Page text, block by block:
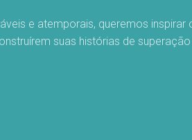
e atemporais, queremos
suas histórias de